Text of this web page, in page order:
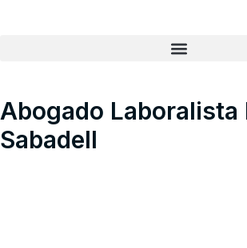
Abogado Laboralista
Sabadell